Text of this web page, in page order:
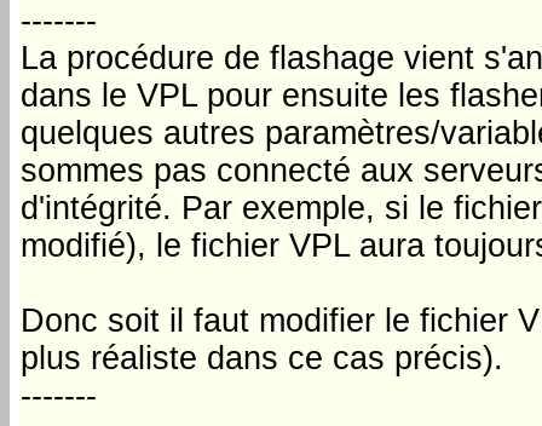
-------
La procédure de flashage vient
dans le VPL pour ensuite les
quelques autres paramètres/
sommes pas connecté aux
d'intégrité. Par exemple, si le
modifié), le fichier VPL aura
Donc soit il faut modifier le fichier
plus réaliste dans ce cas précis).
-------